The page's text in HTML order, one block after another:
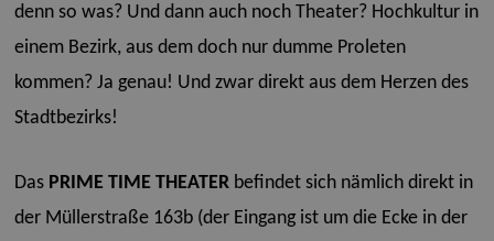
denn so was? Und dann auch noch Theater? Hochkultur in
einem Bezirk, aus dem doch nur dumme Proleten
kommen? Ja genau! Und zwar direkt aus dem Herzen des
Stadtbezirks!
Das PRIME TIME THEATERbefindet sich nämlich direkt in
der Müllerstraße 163b (der Eingang ist um die Ecke in der